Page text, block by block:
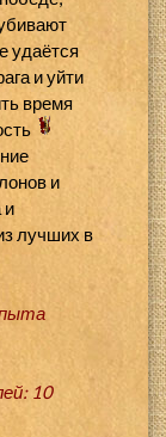
удаётся
и уйти
время
и
и
лучших в
10